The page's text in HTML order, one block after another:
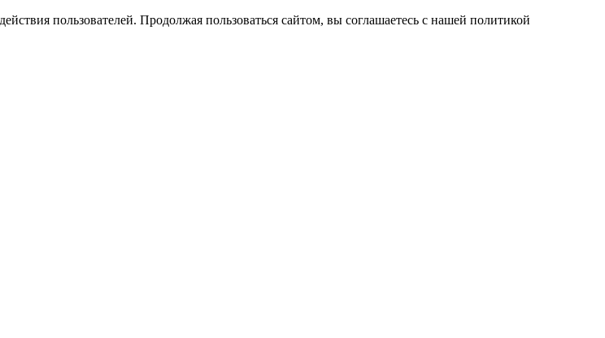
пользователей. Продолжая пользоваться сайтом, вы соглашаетесь с нашей политикой